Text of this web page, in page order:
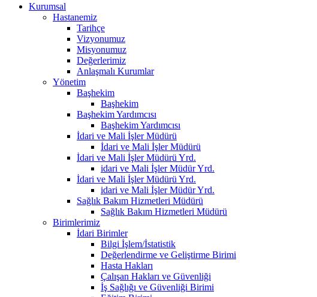
Kurumsal
Hastanemiz
Tarihçe
Vizyonumuz
Misyonumuz
Değerlerimiz
Anlaşmalı Kurumlar
Yönetim
Başhekim
Başhekim
Başhekim Yardımcısı
Başhekim Yardımcısı
İdari ve Mali İşler Müdürü
İdari ve Mali İşler Müdürü
İdari ve Mali İşler Müdürü Yrd.
idari ve Mali İşler Müdür Yrd.
İdari ve Mali İşler Müdürü Yrd.
idari ve Mali İşler Müdür Yrd.
Sağlık Bakım Hizmetleri Müdürü
Sağlık Bakım Hizmetleri Müdürü
Birimlerimiz
İdari Birimler
Bilgi İşlem/İstatistik
Değerlendirme ve Geliştirme Birimi
Hasta Hakları
Çalışan Hakları ve Güvenliği
İş Sağlığı ve Güvenliği Birimi